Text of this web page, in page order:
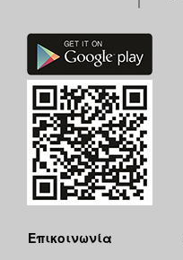
Επικοινωνία